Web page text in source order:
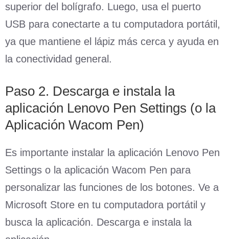
superior del bolígrafo. Luego, usa el puerto
USB para conectarte a tu computadora portátil,
ya que mantiene el lápiz más cerca y ayuda en
la conectividad general.
Paso 2. Descarga e instala la
aplicación Lenovo Pen Settings (o la
Aplicación Wacom Pen)
Es importante instalar la aplicación Lenovo Pen
Settings o la aplicación Wacom Pen para
personalizar las funciones de los botones. Ve a
Microsoft Store en tu computadora portátil y
busca la aplicación. Descarga e instala la